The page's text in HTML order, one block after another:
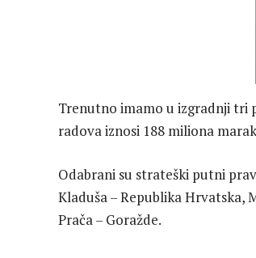
Trenutno imamo u izgradnji tri
radova iznosi 188 miliona
Odabrani su strateški putni
Kladuša – Republika Hrvatska,
Prača – Goražde.